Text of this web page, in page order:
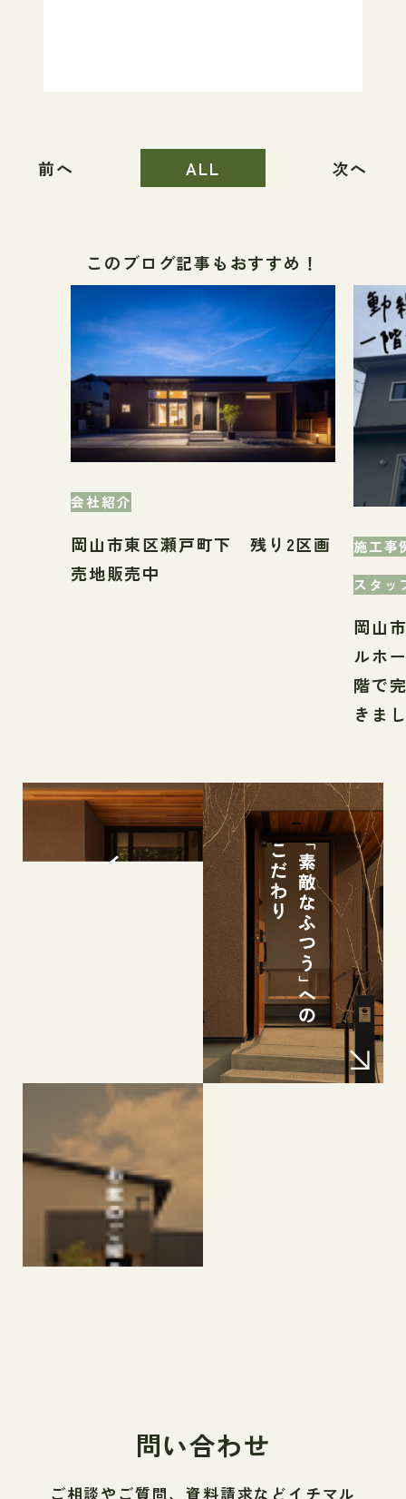
前へ ALL 次へ
このブログ記事もおすすめ！
会社紹介
岡山市東区瀬戸町下 残り2区画
売地販売中
施工事
スタッ
岡山
ルホ
階で
きま
問い合わせ
ご相談やご質問、資料請求などイチマル